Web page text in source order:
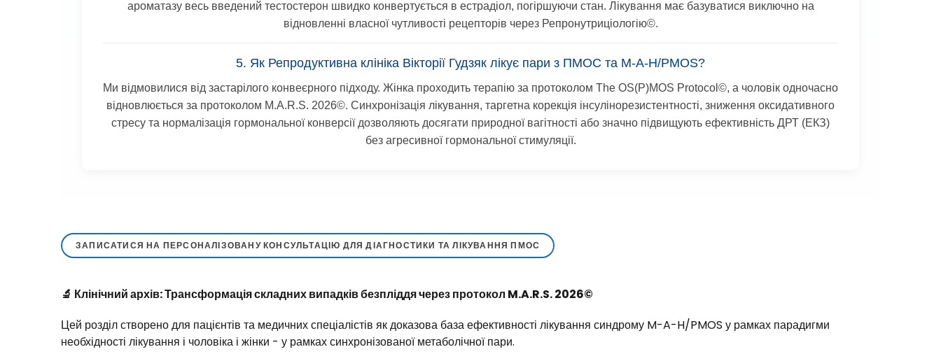
ароматазу весь введений тестостерон швидко конвертується в естрадіол, погіршуючи стан. Лікування має базуватися виключно на
відновленні власної чутливості рецепторів через Репронутриціологію©.
5. Як Репродуктивна клініка Вікторії Гудзяк лікує пари з ПМОС та M-A-H/PMOS?
Ми відмовилися від застарілого конвеєрного підходу. Жінка проходить терапію за протоколом The OS(P)MOS Protocol©, а чоловік одночасно
відновлюється за протоколом M.A.R.S. 2026©. Синхронізація лікування, таргетна корекція інсулінорезистентності, зниження оксидативного
стресу та нормалізація гормональної конверсії дозволяють досягати природної вагітності або значно підвищують ефективність ДРТ (ЕКЗ)
без агресивної гормональної стимуляції.
ЗАПИСАТИСЯ НА ПЕРСОНАЛІЗОВАНУ КОНСУЛЬТАЦІЮ ДЛЯ ДІАГНОСТИКИ ТА ЛІКУВАННЯ ПМОС
🔬 Клінічний архів: Трансформація складних випадків безпліддя через протокол M.A.R.S. 2026©
Цей розділ створено для пацієнтів та медичних спеціалістів як доказова база ефективності лікування синдрому M-A-H/PMOS у рамках парадигми
необхідності лікування і чоловіка і жінки - у рамках синхронізованої метаболічної пари.